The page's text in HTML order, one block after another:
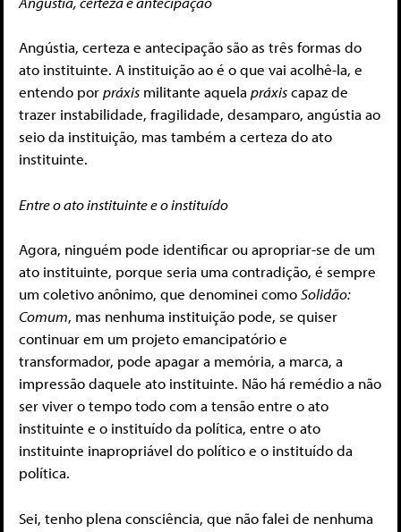
Angústia, certeza e antecipação são as três formas do
ato instituinte. A instituição ao é o que vai acolhê-la, e
entendo porpráxis militante aquela práxiscapaz de
trazer instabilidade, fragilidade, desamparo, angústia ao
seio da instituição, mas também a certeza do ato
instituinte.
Entre o ato instituinte e o instituído
Agora, ninguém pode identificar ou apropriar-se de um
ato instituinte, porque seria uma contradição, é sempre
um coletivo anônimo, que denominei comoSolidão:
Comum, mas nenhuma instituição pode, se quiser
continuar em um projeto emancipatório e
transformador, pode apagar a memória, a marca, a
impressão daquele ato instituinte. Não há remédio a não
ser viver o tempo todo com a tensão entre o ato
instituinte e o instituído da política, entre o ato
instituinte inapropriável do político e o instituído da
política.
Sei, tenho plena consciência, que não falei de nenhuma